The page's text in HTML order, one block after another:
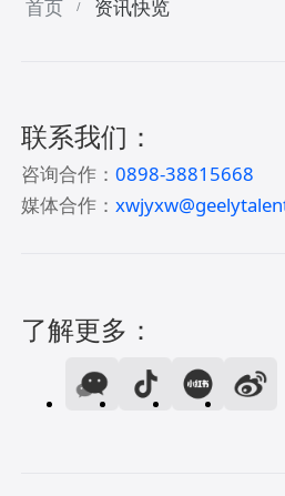
首页 / 资讯快览
联系我们：
咨询合作：0898-38815668
媒体合作：
了解更多：